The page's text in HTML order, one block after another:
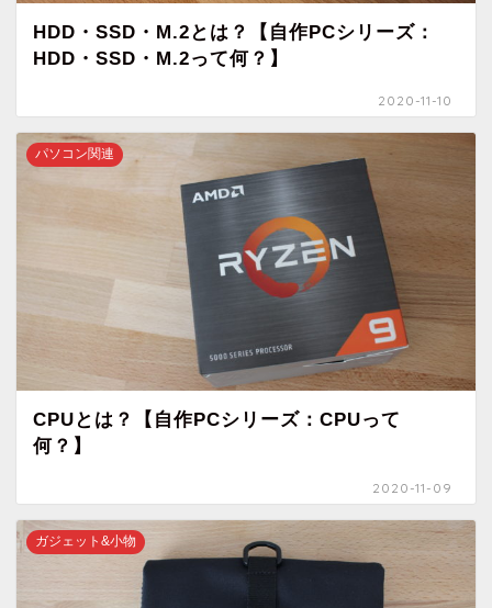
HDD・SSD・M.2とは？【自作PCシリーズ：
HDD・SSD・M.2って何？】
2020-11-10
パソコン関連
CPUとは？【自作PCシリーズ：CPUって
何？】
2020-11-09
ガジェット&小物